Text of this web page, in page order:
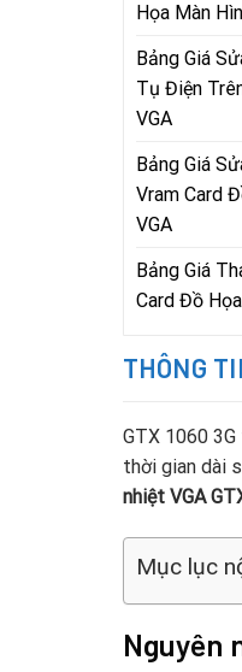
Họa Màn
Bảng Giá
Tụ Điện
VGA
Bảng Giá
Vram Card
VGA
Bảng Giá
Card Đồ
THÔNG
GTX 1060
thời gian dài
nhiệt VGA
Mục lục
Nguyên